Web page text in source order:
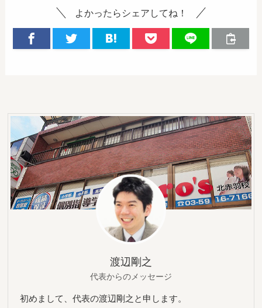
よかったらシェアしてね！
渡辺剛之
代表からのメッセージ
初めまして、代表の渡辺剛之と申します。